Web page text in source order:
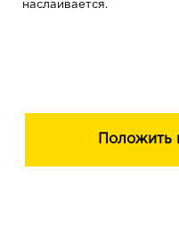
наслаивается.
Triglyceride,
Acetamidoethoxyethanol,
Положить